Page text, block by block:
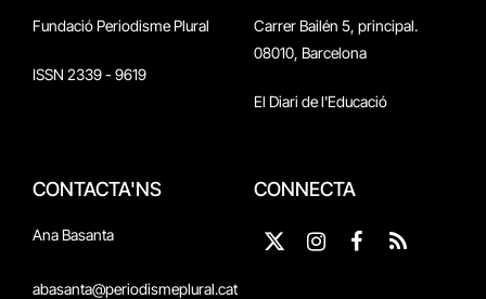
Fundació Periodisme Plural
ISSN 2339 - 9619
Carrer Bailén 5, principal.
08010, Barcelona
El Diari de l'Educació
CONTACTA'NS
Ana Basanta
abasanta@periodismeplural.cat
CONNECTA
X
Instagram
Facebook
RSS